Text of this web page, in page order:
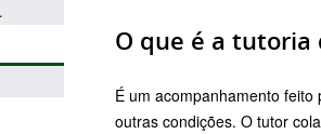
O que é a tutoria
É um acompanhamento feito
outras condições. O tutor